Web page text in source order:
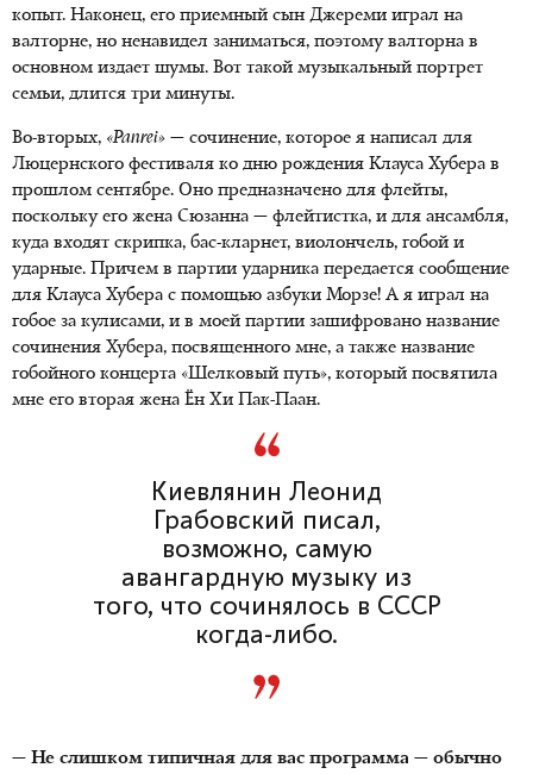
копыт. Наконец, его приемный сын Джереми играл на
валторне, но ненавидел заниматься, поэтому валторна в
основном издает шумы. Вот такой музыкальный портрет
семьи, длится три минуты.
Во-вторых, «Panrei» — сочинение, которое я написал для
Люцернского фестиваля ко дню рождения Клауса Хубера в
прошлом сентябре. Оно предназначено для флейты,
поскольку его жена Сюзанна — флейтистка, и для ансамбля,
куда входят скрипка, бас-кларнет, виолончель, гобой и
ударные. Причем в партии ударника передается сообщение
для Клауса Хубера с помощью азбуки Морзе! А я играл на
гобое за кулисами, и в моей партии зашифровано название
сочинения Хубера, посвященного мне, а также название
гобойного концерта «Шелковый путь», который посвятила
мне его вторая жена Ён Хи Пак-Паан.
Киевлянин Леонид
Грабовский писал,
возможно, самую
авангардную музыку из
того, что сочинялось в СССР
когда-либо.
— Не слишком типичная для вас программа — обычно